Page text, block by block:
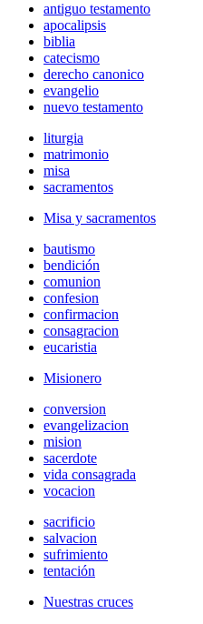
antiguo testamento
apocalipsis
biblia
catecismo
derecho canonico
evangelio
nuevo testamento
liturgia
matrimonio
misa
sacramentos
Misa y sacramentos
bautismo
bendición
comunion
confesion
confirmacion
consagracion
eucaristia
Misionero
conversion
evangelizacion
mision
sacerdote
vida consagrada
vocacion
sacrificio
salvacion
sufrimiento
tentación
Nuestras cruces